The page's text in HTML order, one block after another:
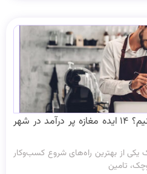
با سرمایه کم چه مغازه‌ای بزنیم؟ ۱۴ ایده‌ مغازه پر درآمد در شهر
یکی از بهترین راه‌های شروع کسب‌وکار
تامین